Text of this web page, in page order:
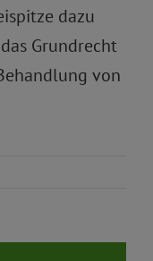
dazu
Grundrecht
von